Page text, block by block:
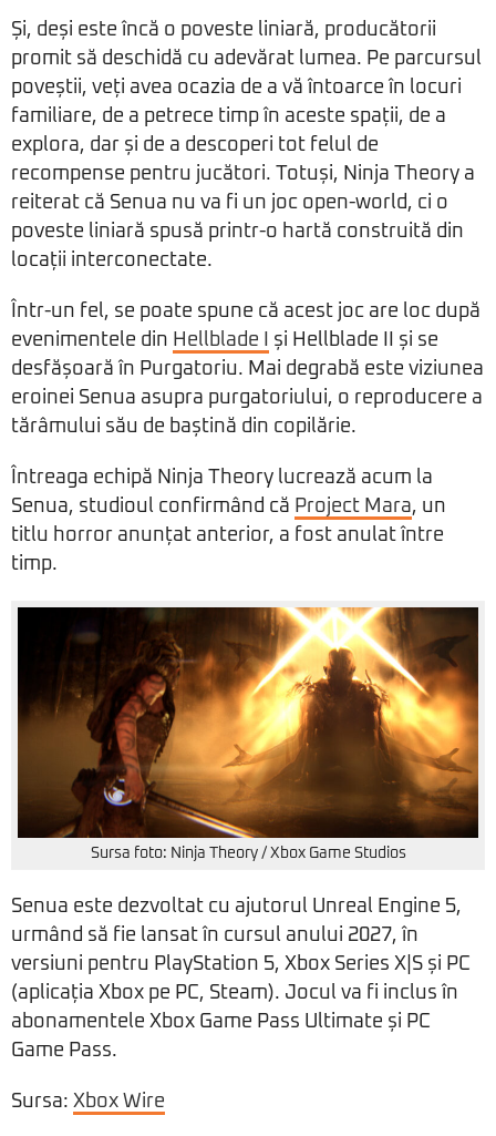
Și, deși este încă o poveste liniară, producătorii
promit să deschidă cu adevărat lumea. Pe parcursul
poveștii, veți avea ocazia de a vă întoarce în locuri
familiare, de a petrece timp în aceste spații, de a
explora, dar și de a descoperi tot felul de
recompense pentru jucători. Totuși, Ninja Theory a
reiterat că Senua nu va fi un joc open-world, ci o
poveste liniară spusă printr-o hartă construită din
locații interconectate.
Într-un fel, se poate spune că acest joc are loc după
evenimentele din Hellblade I
și Hellblade II și se
desfășoară în Purgatoriu. Mai degrabă este viziunea
eroinei Senua asupra purgatoriului, o reproducere a
tărâmului său de baștină din copilărie.
Întreaga echipă Ninja Theory lucrează acum la
Senua, studioul confirmând că Project Mara, un
titlu horror anunțat anterior, a fost anulat între
timp.
Sursa foto: Ninja Theory / Xbox Game Studios
Senua este dezvoltat cu ajutorul Unreal Engine 5,
urmând să fie lansat în cursul anului 2027, în
versiuni pentru PlayStation 5, Xbox Series X|S și PC
(aplicația Xbox pe PC, Steam). Jocul va fi inclus în
abonamentele Xbox Game Pass Ultimate și PC
Game Pass.
Sursa: Xbox Wire